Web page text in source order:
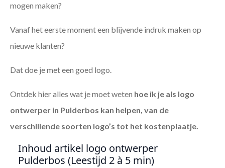
mogen maken?
Vanaf het eerste moment een blijvende indruk maken op
nieuwe klanten?
Dat doe je met een goed logo.
Ontdek hier alles wat je moet weten hoe ik je als logo
ontwerper in Pulderbos kan helpen, van de
verschillende soorten logo’s tot het kostenplaatje.
Inhoud artikel logo ontwerper
Pulderbos (Leestijd 2 à 5 min)